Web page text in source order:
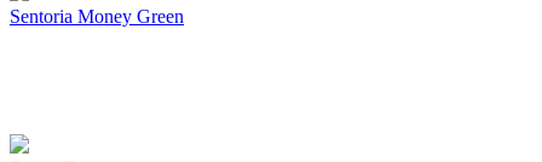
Sentoria Money Green